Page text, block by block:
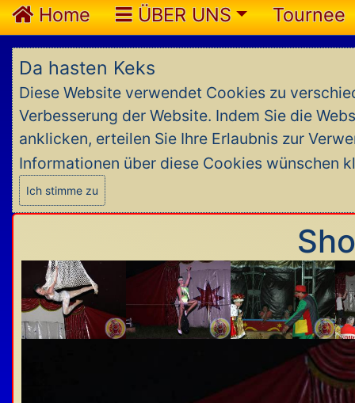
Home ÜBER UNS Tournee
Da hasten Keks
Diese Website verwendet Cookies zu
Verbesserung der Website. Indem Sie die
anklicken, erteilen Sie Ihre Erlaubnis zur
Informationen über diese Cookies wünschen
Ich stimme zu